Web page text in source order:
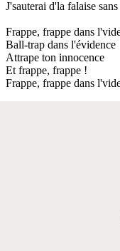
J'sauterai d'la falaise
Frappe, frappe dans
Ball-trap dans l'évidence
Attrape ton innocence
Et frappe, frappe !
Frappe, frappe dans